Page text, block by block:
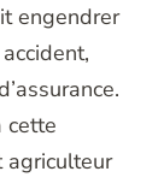
engendrer
cette
agriculteur